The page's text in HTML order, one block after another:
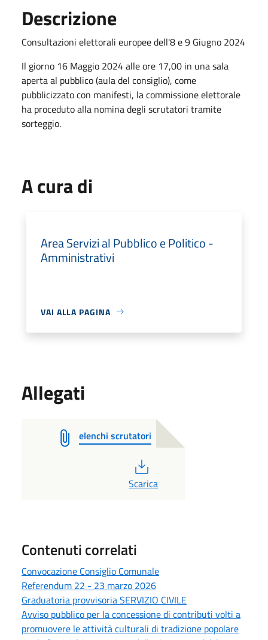
Descrizione
Consultazioni elettorali europee dell'8 e 9 Giugno 2024
Il giorno 16 Maggio 2024 alle ore 17,00 in una sala
aperta al pubblico (aula del consiglio), come
pubblicizzato con manifesti, la commissione elettorale
ha proceduto alla nomina degli scrutatori tramite
sorteggio.
A cura di
Area Servizi al Pubblico e Politico -
Amministrativi
VAI ALLA PAGINA
Allegati
elenchi scrutatori
Scarica
Contenuti correlati
Convocazione Consiglio Comunale
Referendum 22 - 23 marzo 2026
Graduatoria provvisoria SERVIZIO CIVILE
Avviso pubblico per la concessione di contributi volti a
promuovere le attività culturali di tradizione popolare